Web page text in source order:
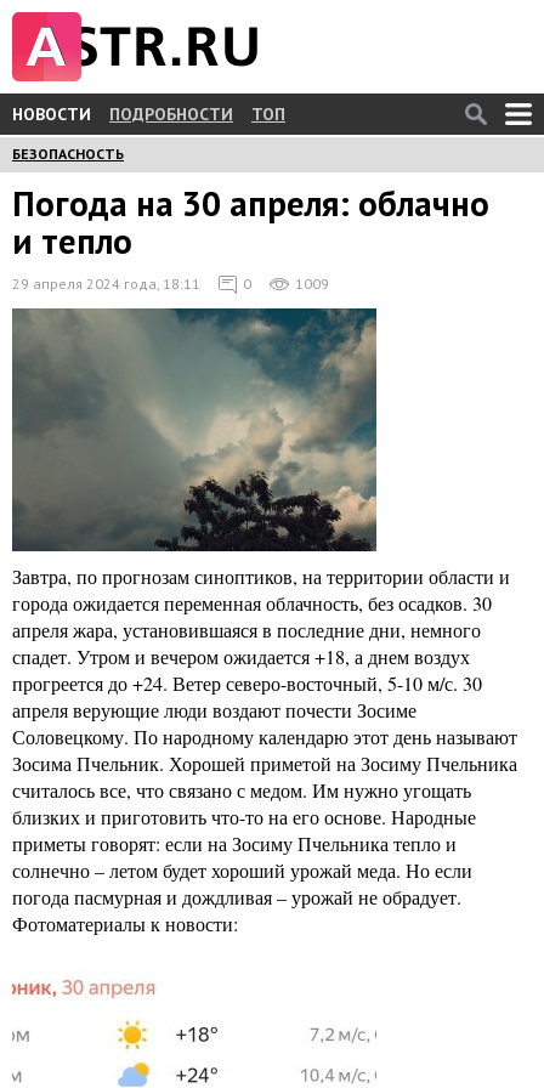
НОВОСТИ ПОДРОБНОСТИ ТОП
БЕЗОПАСНОСТЬ
Погода на 30 апреля: облачно
и тепло
29 апреля 2024 года, 18:11 0 1009
Завтра, по прогнозам синоптиков, на территории области и
города ожидается переменная облачность, без осадков. 30
апреля жара, установившаяся в последние дни, немного
спадет. Утром и вечером ожидается +18, а днем воздух
прогреется до +24. Ветер северо-восточный, 5-10 м/с. 30
апреля верующие люди воздают почести Зосиме
Соловецкому. По народному календарю этот день называют
Зосима Пчельник. Хорошей приметой на Зосиму Пчельника
считалось все, что связано с медом. Им нужно угощать
близких и приготовить что-то на его основе. Народные
приметы говорят: если на Зосиму Пчельника тепло и
солнечно – летом будет хороший урожай меда. Но если
погода пасмурная и дождливая – урожай не обрадует.
Фотоматериалы к новости: